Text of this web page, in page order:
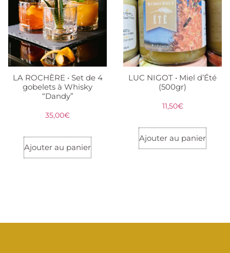
LA ROCHÈRE • Set de 4
gobelets à Whisky
“Dandy”
35,00€
Ajouter au panier
LUC NIGOT • Miel d’Été
(500gr)
11,50€
Ajouter au panier